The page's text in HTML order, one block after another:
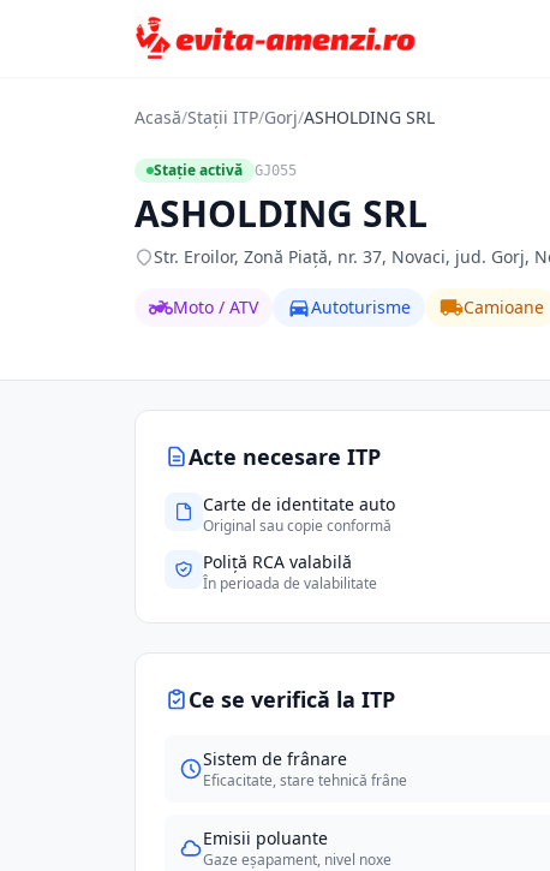
Acasă/Stații ITP/Gorj/ASHOLDING SRL
Stație activă GJ055
ASHOLDING SRL
Str. Eroilor, Zonă Piaţă, nr. 37, Novaci, jud. Gorj,
Moto / ATV Autoturisme Camioane
Acte necesare ITP
Carte de identitate auto
Original sau copie conformă
Poliță RCA valabilă
În perioada de valabilitate
Ce se verifică la ITP
Sistem de frânare
Eficacitate, stare tehnică frâne
Emisii poluante
Gaze eșapament, nivel noxe